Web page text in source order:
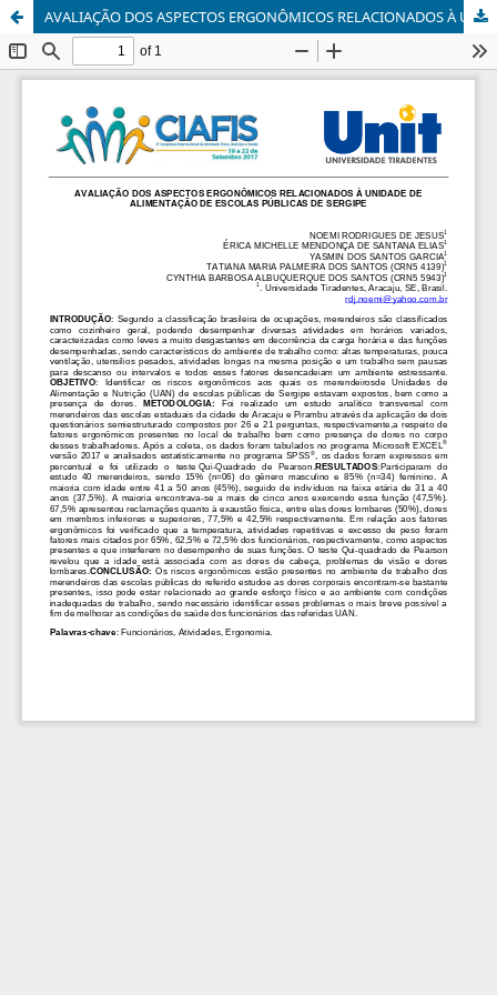
AVALIAÇÃO DOS ASPECTOS ERGONÔMICOS RELACIONADOS À UNIDADE DE ALIMENTAÇÃO DE ESCOLAS PÚBLICAS DE SERGIPE